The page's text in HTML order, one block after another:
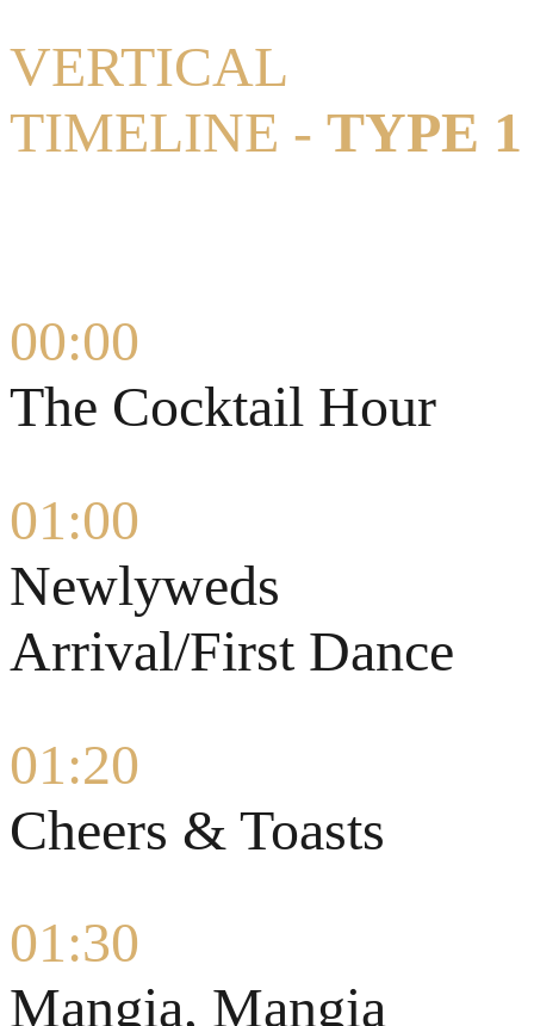
VERTICAL
TIMELINE - TYPE 1
00:00
The Cocktail Hour
01:00
Newlyweds
Arrival/First Dance
01:20
Cheers & Toasts
01:30
Mangia, Mangia